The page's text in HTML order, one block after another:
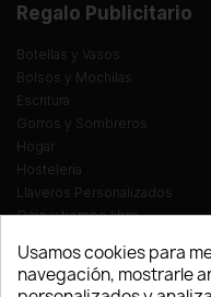
Regalo Publicitario
Botellas y Vasos
Bolsos y Mochilas
Escritura
Gorros y Sombreros
Hogar
Hostelería
Llaveros Personalizados
Ocio y tiempo libre
Ropa y Textil
Tecnología
Usamos cookies para
navegación, mostrarle